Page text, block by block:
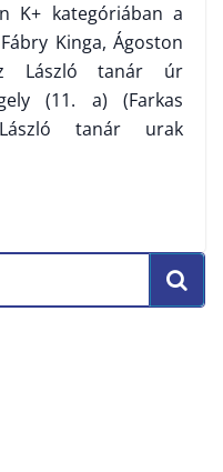
K+ kategóriában a
Kinga, Ágoston
László tanár úr
(11. a) (Farkas
tanár urak